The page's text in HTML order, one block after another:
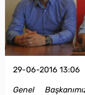
29-06-2016 13:06
Genel